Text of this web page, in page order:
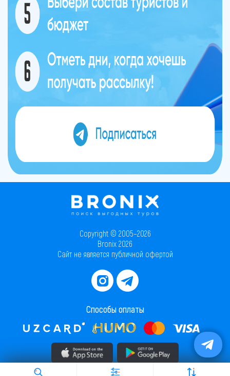
Copyright © 2005–2026
Bronix 2026
Сайт не является публичной офертой
Способы оплаты
Скачать приложение в AppStore Скачать приложение в PlayMarket